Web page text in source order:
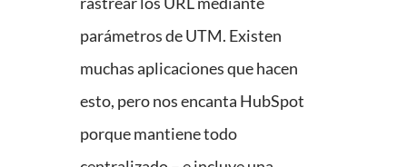
parámetros de UTM. Existen
muchas aplicaciones que hacen
esto, pero nos encanta HubSpot
porque mantiene todo